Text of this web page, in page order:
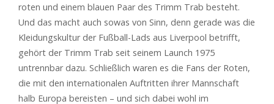
roten und einem blauen Paar des Trimm Trab besteht.
Und das macht auch sowas von Sinn, denn gerade was die
Kleidungskultur der Fußball-Lads aus Liverpool betrifft,
gehört der Trimm Trab seit seinem Launch 1975
untrennbar dazu. Schließlich waren es die Fans der Roten,
die mit den internationalen Auftritten ihrer Mannschaft
halb Europa bereisten – und sich dabei wohl im